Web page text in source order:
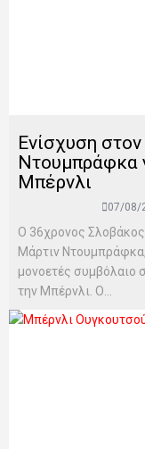
Ενίσχυση
Ντουμπράφκα
Μπέρνλι
07/08/
Ο 36χρονος
Μάρτιν
μονοετές συμβόλαιο
την Μπέρνλι. Ο...